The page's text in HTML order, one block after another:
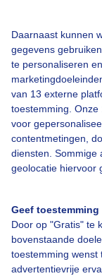
Daarnaast kunnen
gegevens
te personaliseren
van 13 externe
toestemming.
voor
contentmetingen,
diensten. Sommige
geolocatie hiervoor
Geef
Door op "Gratis" te
bovenstaande
toestemming wenst
advertentievrije
Over
Veelgestelde
Contact